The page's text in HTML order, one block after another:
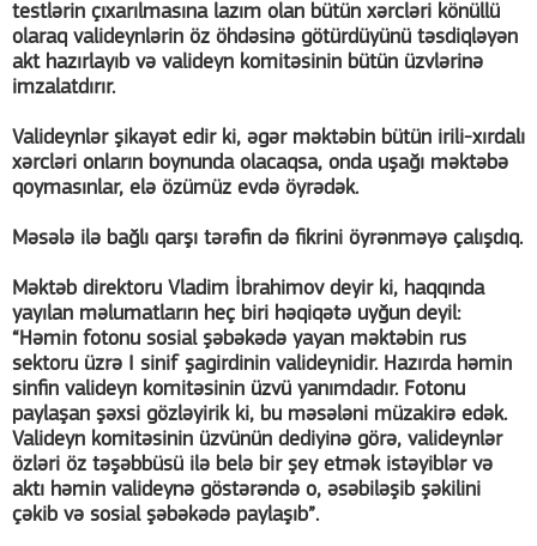
testlərin çıxarılmasına lazım olan bütün xərcləri könüllü
olaraq valideynlərin öz öhdəsinə götürdüyünü təsdiqləyən
akt hazırlayıb və valideyn komitəsinin bütün üzvlərinə
imzalatdırır.
Valideynlər şikayət edir ki, əgər məktəbin bütün irili-xırdalı
xərcləri onların boynunda olacaqsa, onda uşağı məktəbə
qoymasınlar, elə özümüz evdə öyrədək.
Məsələ ilə bağlı qarşı tərəfin də fikrini öyrənməyə çalışdıq.
Məktəb direktoru Vladim İbrahimov deyir ki, haqqında
yayılan məlumatların heç biri həqiqətə uyğun deyil:
“Həmin fotonu sosial şəbəkədə yayan məktəbin rus
sektoru üzrə I sinif şagirdinin valideynidir. Hazırda həmin
sinfin valideyn komitəsinin üzvü yanımdadır. Fotonu
paylaşan şəxsi gözləyirik ki, bu məsələni müzakirə edək.
Valideyn komitəsinin üzvünün dediyinə görə, valideynlər
özləri öz təşəbbüsü ilə belə bir şey etmək istəyiblər və
aktı həmin valideynə göstərəndə o, əsəbiləşib şəkilini
çəkib və sosial şəbəkədə paylaşıb”.